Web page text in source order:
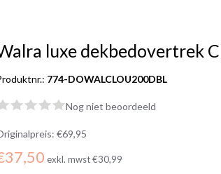
luxe dekbedovertrek
774-DOWALCLOU200DBL
Nog niet beoordeeld
€69,95
exkl. mwst€30,99